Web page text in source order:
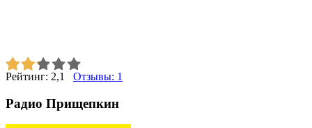
Рейтинг: 2,1 Отзывы: 1
Радио Прищепкин